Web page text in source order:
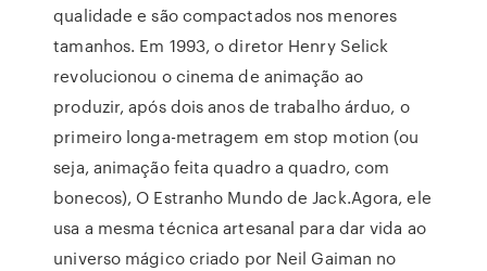
qualidade e são compactados nos menores
tamanhos. Em 1993, o diretor Henry Selick
revolucionou o cinema de animação ao
produzir, após dois anos de trabalho árduo, o
primeiro longa-metragem em stop motion (ou
seja, animação feita quadro a quadro, com
bonecos), O Estranho Mundo de Jack.Agora, ele
usa a mesma técnica artesanal para dar vida ao
universo mágico criado por Neil Gaiman no